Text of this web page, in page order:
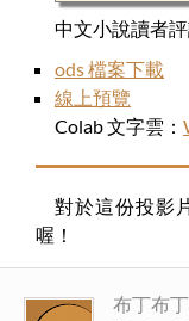
中文小說讀者
ods 檔案下載
線上預覽
Colab 文字雲：
對於這份投影
喔！
布丁布